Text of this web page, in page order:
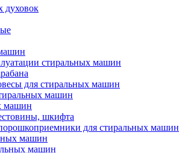
духовок
стиральных машин
для стиральных машин
машин
машин
шкифта
для стиральных машин
машин
машин